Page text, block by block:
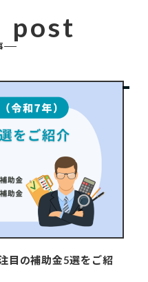
post
目の補助金5選をご紹